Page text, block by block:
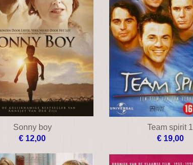
Sonny boy
€ 12,00
Team spirit 1
€ 19,00